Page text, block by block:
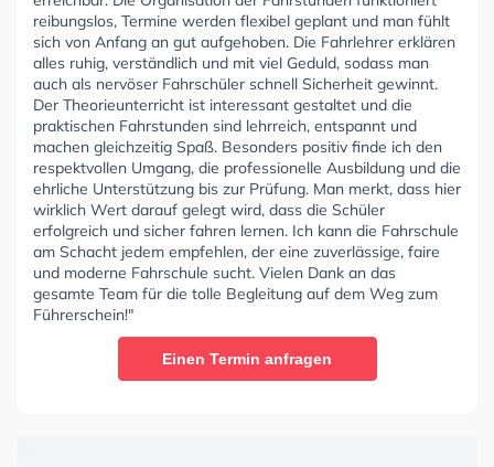
reibungslos, Termine werden flexibel geplant und man fühlt
sich von Anfang an gut aufgehoben. Die Fahrlehrer erklären
alles ruhig, verständlich und mit viel Geduld, sodass man
auch als nervöser Fahrschüler schnell Sicherheit gewinnt.
Der Theorieunterricht ist interessant gestaltet und die
praktischen Fahrstunden sind lehrreich, entspannt und
machen gleichzeitig Spaß. Besonders positiv finde ich den
respektvollen Umgang, die professionelle Ausbildung und die
ehrliche Unterstützung bis zur Prüfung. Man merkt, dass hier
wirklich Wert darauf gelegt wird, dass die Schüler
erfolgreich und sicher fahren lernen. Ich kann die Fahrschule
am Schacht jedem empfehlen, der eine zuverlässige, faire
und moderne Fahrschule sucht. Vielen Dank an das
gesamte Team für die tolle Begleitung auf dem Weg zum
Führerschein!"
Einen Termin anfragen